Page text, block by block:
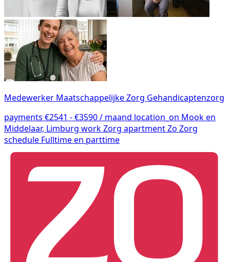
Medewerker Maatschappelijke Zorg Gehandicaptenzorg
payments €2541 - €3590 / maand location_on Mook en
Middelaar, Limburg workZorg apartmentZo Zorg
schedule Fulltime en parttime